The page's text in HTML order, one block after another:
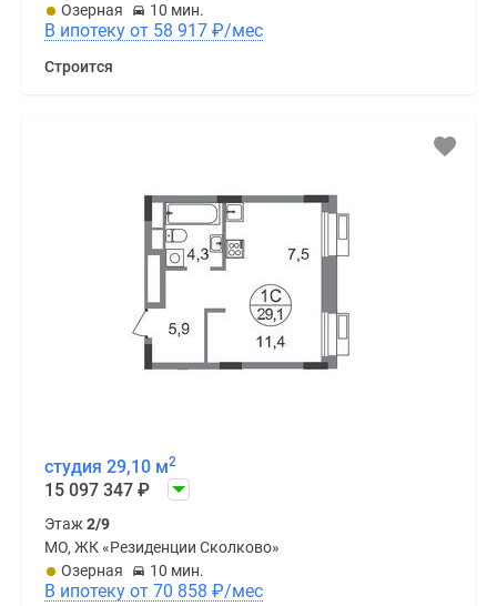
Озерная
10 мин.
В ипотеку от 58 917 ₽/мес
Строится
студия 29,10 м2
15 097 347 ₽
Этаж 2/9
МО, ЖК «Резиденции Сколково»
Озерная
10 мин.
В ипотеку от 70 858 ₽/мес